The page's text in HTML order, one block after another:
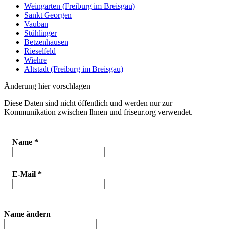
Weingarten (Freiburg im Breisgau)
Sankt Georgen
Vauban
Stühlinger
Betzenhausen
Rieselfeld
Wiehre
Altstadt (Freiburg im Breisgau)
Änderung hier vorschlagen
Diese Daten sind nicht öffentlich und werden nur zur
Kommunikation zwischen Ihnen und friseur.org verwendet.
Name *
E-Mail *
Name ändern